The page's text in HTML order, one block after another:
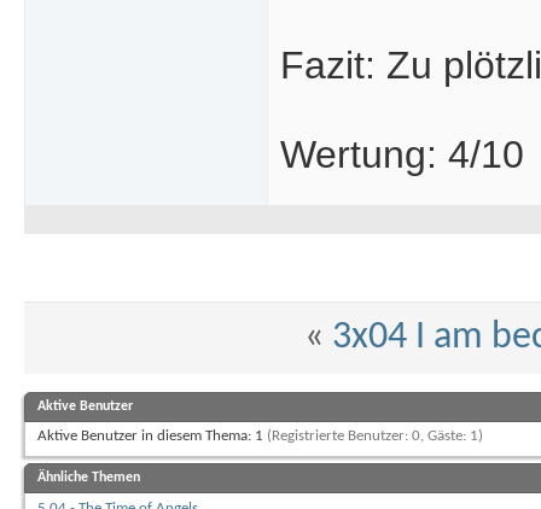
Fazit: Zu
Wertung: 4/10
« 3x04 I am
Aktive Benutzer
Aktive Benutzer in diesem Thema: 1 (Registrierte Benutzer: 0, Gäste: 1)
Ähnliche Themen